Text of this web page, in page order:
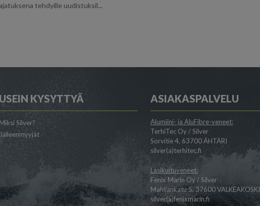
tehdyille uudistuksil...
USEIN KYSYTTYÄ
Miksi Silver?
Jälleenmyyjät
ASIAKASPALVELU
Alumiini- ja AluFibre-veneet:
TerhiTec Oy / Silver
Sorvitie 4, 63700 ÄHTÄRI
silver(a)terhitec.fi
Lasikuituveneet:
Fenix Marin Oy / Silver
Mahliankatu 5, 37600 VALKEAKOSKI
silver(a)fenixmarin.fi